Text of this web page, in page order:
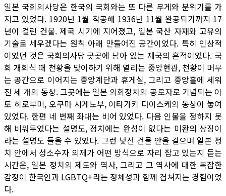
일본 국회의사당은 한국의 국회와는 또 다른 무게와 분위기를 가
지고 있었다. 1920년 1월 착공해 1936년 11월 완공되기까지 17
년이 걸린 건물. 제국 시기에 지어졌고, 일본 국산 자재와 고유의
기술로 세우겠다는 원칙 아래 만들어진 공간이었다. 특히 인상적
이었던 것은 국회의사당 곳곳에 남아 있는 제국의 흔적이었다. 국
회 개회식 때 천황을 맞이하기 위해 열리는 중앙현관, 천황이 머무
는 공간으로 이어지는 중앙계단과 휴게실, 그리고 중앙홀에 세워
진 세 개의 동상. 그곳에는 일본 의회정치의 공로자로 기념되는 이
토 히로부미, 오쿠마 시게노부, 이타가키 다이스케의 동상이 놓여
있었다. 한편 네 번째 좌대는 비어 있었다. 다음 인물을 정하지 못
해 비워두었다는 설명도, 정치에는 완성이 없다는 미완의 상징이
라는 설명도 들을 수 있었다. 그런 낯선 건물 안을 걸으며 일본 정
치 안에서 성소수자 의제가 어떤 방식으로 자리 잡고 있는지 듣는
시간은, 일본 정치의 제도와 역사, 그리고 그 역사에 대한 복잡한
감정이 한국인과 LGBTQ+라는 정체성과 함께 겹쳐지는 경험이었
다.